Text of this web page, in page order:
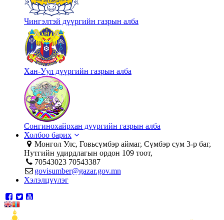
Чингэлтэй дүүргийн газрын алба
Хан-Уул дүүргийн газрын алба
Сонгинохайрхан дүүргийн газрын алба
Холбоо барих
Монгол Улс, Говьсүмбэр аймаг, Сүмбэр сум 3-р баг,
Нутгийн удирдлагын ордон 109 тоот,
70543023 70543387
govisumber@gazar.gov.mn
Хэлэлцүүлэг